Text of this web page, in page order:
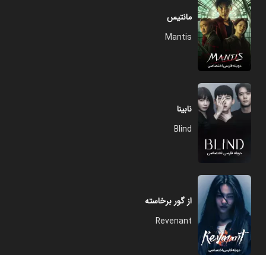
مانتیس
Mantis
نابینا
Blind
از گور برخاسته
Revenant